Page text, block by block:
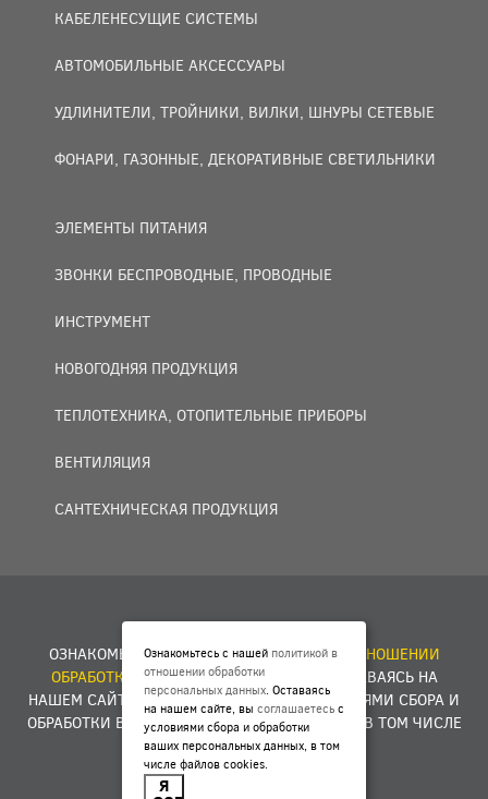
КАБЕЛЕНЕСУЩИЕ СИСТЕМЫ
АВТОМОБИЛЬНЫЕ АКСЕССУАРЫ
УДЛИНИТЕЛИ, ТРОЙНИКИ, ВИЛКИ, ШНУРЫ СЕТЕВЫЕ
ФОНАРИ, ГАЗОННЫЕ, ДЕКОРАТИВНЫЕ СВЕТИЛЬНИКИ
ЭЛЕМЕНТЫ ПИТАНИЯ
ЗВОНКИ БЕСПРОВОДНЫЕ, ПРОВОДНЫЕ
ИНСТРУМЕНТ
НОВОГОДНЯЯ ПРОДУКЦИЯ
ТЕПЛОТЕХНИКА, ОТОПИТЕЛЬНЫЕ ПРИБОРЫ
ВЕНТИЛЯЦИЯ
САНТЕХНИЧЕСКАЯ ПРОДУКЦИЯ
ОЗНАКОМЬТЕСЬ С НАШЕЙПОЛИТИКОЙ В ОТНОШЕНИИ
ОБРАБОТКИ ПЕРСОНАЛЬНЫХ ДАННЫХ
. ОСТАВАЯСЬ НА
НАШЕМ САЙТЕ, ВЫСОГЛАШАЕТЕСЬС УСЛОВИЯМИ СБОРА И
ОБРАБОТКИ ВАШИХ ПЕРСОНАЛЬНЫХ ДАННЫХ, В ТОМ ЧИСЛЕ
ФАЙЛОВ COOKIES.
Ознакомьтесь с нашей политикой в
отношении обработки
персональных данных. Оставаясь
на нашем сайте, вы соглашаетесь с
условиями сбора и обработки
ваших персональных данных, в том
числе файлов cookies.
Я